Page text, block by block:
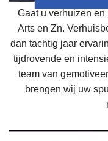
Gaat u verhuizen
Arts en Zn.
dan tachtig jaar
tijdrovende en
team van
brengen wij uw